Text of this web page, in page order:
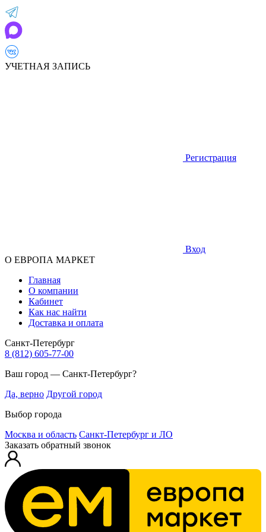
УЧЕТНАЯ ЗАПИСЬ
Регистрация
Вход
О ЕВРОПА МАРКЕТ
Главная
О компании
Кабинет
Как нас найти
Доставка и оплата
Санкт-Петербург
8 (812) 605-77-00
Ваш город — Санкт-Петербург?
Да, верно Другой город
Выбор города
Москва и область Санкт-Петербург и ЛО
Заказать обратный звонок